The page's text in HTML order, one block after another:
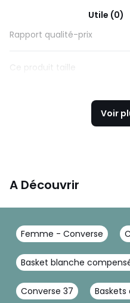
Utile (0)
Rapport qualité-prix
Ce produit taille
Voir
A Découvrir
Femme - Converse
Basket blanche
Converse 37